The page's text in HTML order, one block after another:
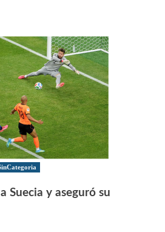
Suecia y aseguró su